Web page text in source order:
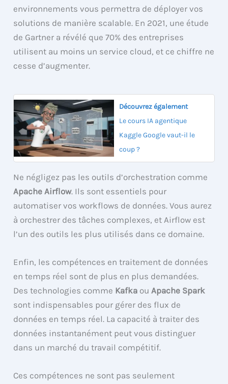
environnements vous permettra de déployer vos
solutions de manière scalable. En 2021, une étude
de Gartner a révélé que 70% des entreprises
utilisent au moins un service cloud, et ce chiffre ne
cesse d’augmenter.
Découvrez également
Le cours IA agentique
Kaggle Google vaut-il le
coup ?
Ne négligez pas les outils d’orchestration comme
Apache Airflow. Ils sont essentiels pour
automatiser vos workflows de données. Vous aurez
à orchestrer des tâches complexes, et Airflow est
l’un des outils les plus utilisés dans ce domaine.
Enfin, les compétences en traitement de données
en temps réel sont de plus en plus demandées.
Des technologies comme Kafka ouApache Spark
sont indispensables pour gérer des flux de
données en temps réel. La capacité à traiter des
données instantanément peut vous distinguer
dans un marché du travail compétitif.
Ces compétences ne sont pas seulement